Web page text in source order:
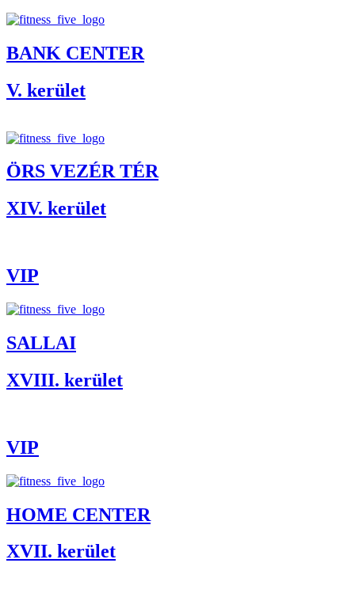
BANK CENTER
V. kerület
ÖRS VEZÉR TÉR
XIV. kerület
VIP
SALLAI
XVIII. kerület
VIP
HOME CENTER
XVII. kerület